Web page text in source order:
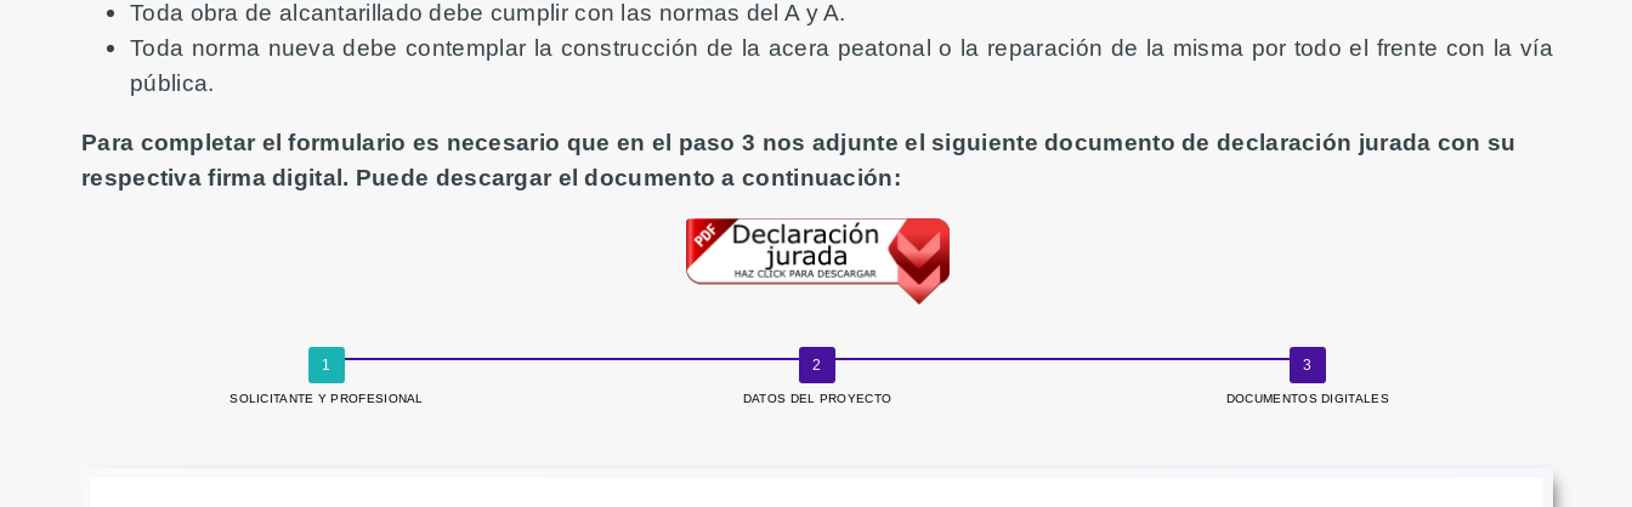
Toda obra de alcantarillado debe cumplir con las normas del A y A.
Toda norma nueva debe contemplar la construcción de la acera peatonal o la reparación de la misma por todo el frente con la vía
pública.
Para completar el formulario es necesario que en el paso 3 nos adjunte el siguiente documento de declaración jurada con su
respectiva firma digital. Puede descargar el documento a continuación:
SOLICITANTE Y PROFESIONAL DATOS DEL PROYECTO DOCUMENTOS DIGITALES